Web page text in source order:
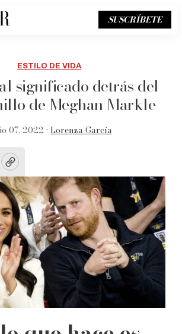
SUSCRÍBETE
ESTILO DE VIDA
significado detrás del
de Meghan Markle
07, 2022 • Lorenza García
Copy